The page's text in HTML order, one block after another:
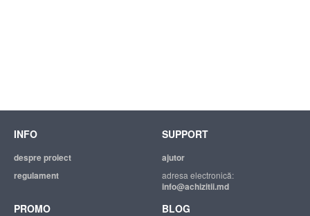
INFO
despre proiect
regulament
SUPPORT
ajutor
adresa electronică:
info@achizitii.md
PROMO BLOG